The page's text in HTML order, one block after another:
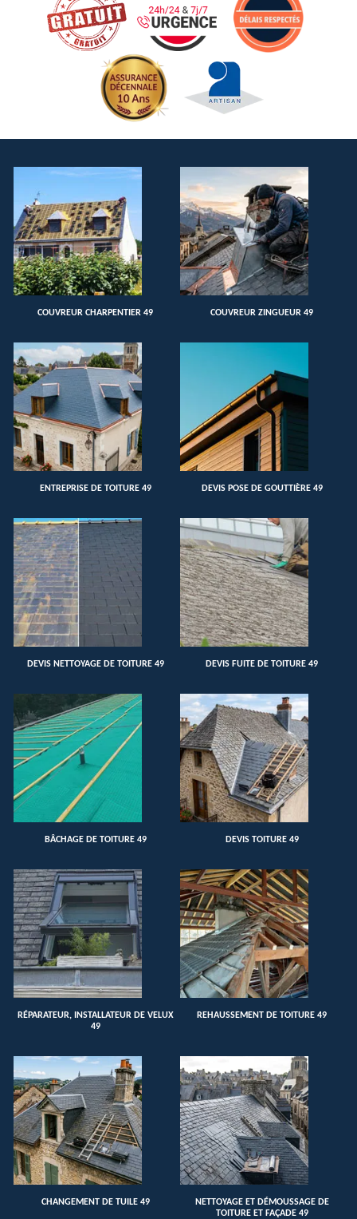
COUVREUR CHARPENTIER 49 COUVREUR ZINGUEUR 49
ENTREPRISE DE TOITURE 49 DEVIS POSE DE GOUTTIÈRE 49
DEVIS NETTOYAGE DE TOITURE 49 DEVIS FUITE DE TOITURE 49
BÂCHAGE DE TOITURE 49 DEVIS TOITURE 49
RÉPARATEUR, INSTALLATEUR DE VELUX
49
REHAUSSEMENT DE TOITURE 49
CHANGEMENT DE TUILE 49
NETTOYAGE ET DÉMOUSSAGE DE
TOITURE ET FAÇADE 49